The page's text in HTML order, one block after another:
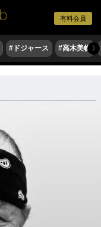
有料会員
#ドジャース #高木美帆 〉